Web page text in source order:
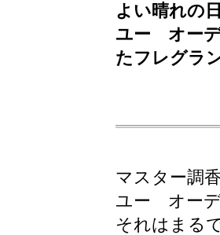
よい晴れの
ユー オーデ
たフレグラ
マスター調
ユー オーデ
それはまる